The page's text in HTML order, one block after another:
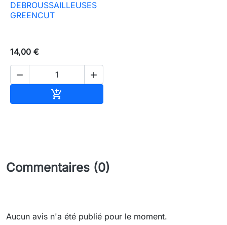
DEBROUSSAILLEUSES
GREENCUT
14,00 €
 

Commentaires (0)
Aucun avis n'a été publié pour le moment.